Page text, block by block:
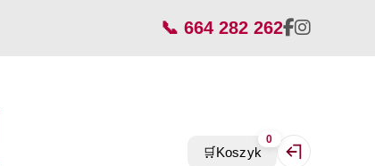
📞 664 282 262
🛒Koszyk
0
Zaloguj się /